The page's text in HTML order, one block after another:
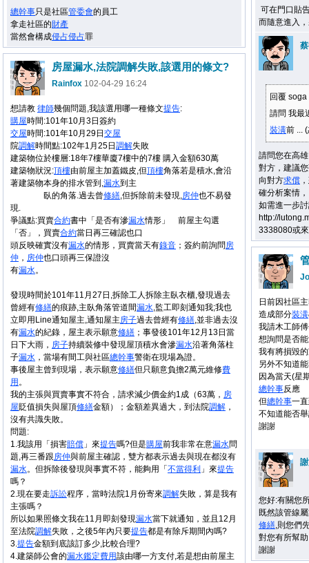
總幹事只是社區管委會的員工
拿走社區的財產
當然會構成侵占侵占罪
可在門口貼
而隨意進入
回覆
請問 我最
裝潢前 ...
請問您在高
對方，建議
向對方求償
確分析案情
如需進一步
http://
3338080或
房屋漏水,法院調解失敗,該選用的條文?
Rainfox 102-04-29 16:24
想請教 律師幾個問題,我該選用哪一種條文提告:
購屋時間:101年10月3日簽約
交屋時間:101年10月29日 交屋
院調解時間點:102年1月25日 調解失敗
建築物位於樓層:18年7樓華廈7樓中的7樓 購入金額630萬
建築物狀況:頂樓由前屋主加蓋鐵皮,但頂樓角落若是積水,會沿
著建築物本身的排水管到,漏水到主
臥的角落.過去曾修繕,但拆除前未發現,房仲也不易發
現.
爭議點:買賣合約書中「是否有滲漏水情形」 前屋主勾選
「否」，買賣合約當日再三確認也口
頭反映確實沒有漏水的情形，買賣當天有錄音 ；簽約前詢問房
仲 ， 房仲也口頭再三保證沒
有漏水。
發現時間於101年11月27日,拆除工人拆除主臥衣櫃,發現過去
曾經有修繕的痕跡,主臥角落管道間漏水,監工即刻通知我;我也
立即用Line通知屋主,通知屋主房子過去曾經有修繕,並非過去沒
有漏水的紀錄，屋主表示願意修繕 ；事發後101年12月13日當
日下大雨， 房子持續裝修中發現屋頂積水會滲漏水沿著角落柱
子漏水 ，當場有間工與社區總幹事警衛在現場為證。
事後屋主曾到現場，表示願意修繕但只願意負擔2萬元維修費
用 。
我的主張與買賣事實不符合，請求減少價金約1成（63萬， 房
屋貶值損失與屋頂修繕金額）；金額差異過大，到法院調解 ，
沒有共識失敗。
問題:
1.我該用「損害賠償 」來提告嗎?但是購屋前我非常在意漏水問
題,再三番跟房仲與前屋主確認，雙方都表示過去與現在都沒有
漏水。但拆除後發現與事實不符，能夠用「 不當得利 」來提告
嗎？
2.現在要走訴訟程序，當時法院1月份寄來調解失敗，算是我有
主張嗎？
所以如果照條文我在11月即刻發現漏水當下就通知，並且12月
至法院調解失敗，之後5年內只要提告都是有除斥期間內嗎?
3.提告金額到底該訂多少,比較合理?
4.建築師公會的漏水鑑定費用該由哪一方支付,若是想由前屋主
日前因社區
造成部分裝潢
我請木工師
想詢問是否
我有將損毀
另外不知道
因為當天(星
總幹事反應
但總幹事一
不知道能否
謝謝
您好:有關您
既然該管線
修繕,則您們
對您有所幫
謝謝